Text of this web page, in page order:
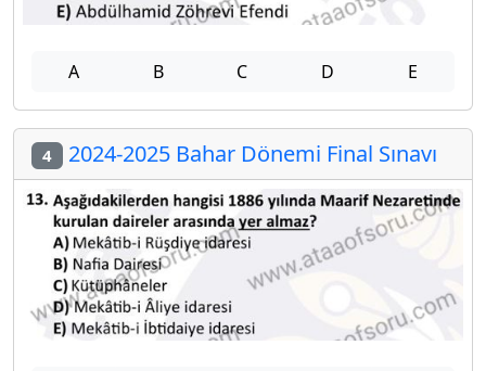
A B C D E
4 2024-2025 Bahar Dönemi Final Sınavı